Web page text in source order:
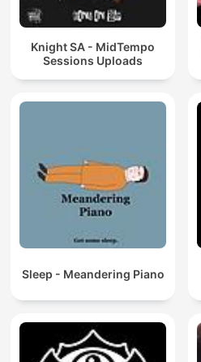
Knight SA - MidTempo
Sessions Uploads
Sleep - Meandering Piano